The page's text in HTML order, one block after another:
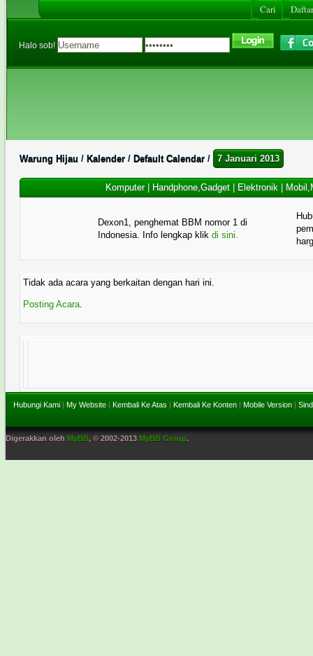
Cari
Halo sob!
Warung Hijau / Kalender / Default Calendar / 7 Januari 2013
Komputer| Handphone,Gadget| Elektronik|
Dexon1, penghemat BBM nomor 1 di
Indonesia. Info lengkap klik di sini.
Tidak ada acara yang berkaitan dengan hari ini.
Posting Acara.
Hubungi Kami | My Website | Kembali Ke Atas | Kembali Ke Konten | Mobile Version |
Digerakkan oleh MyBB, © 2002-2013 MyBB Group.